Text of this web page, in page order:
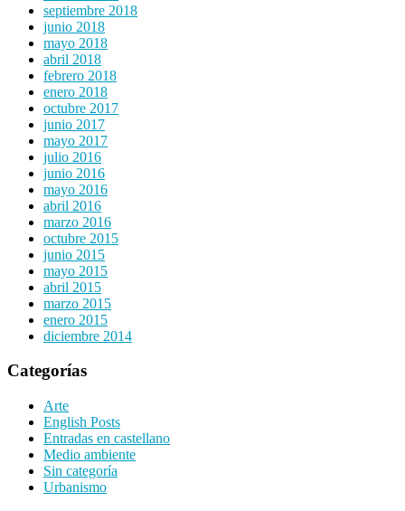
septiembre 2018
junio 2018
mayo 2018
abril 2018
febrero 2018
enero 2018
octubre 2017
junio 2017
mayo 2017
julio 2016
junio 2016
mayo 2016
abril 2016
marzo 2016
octubre 2015
junio 2015
mayo 2015
abril 2015
marzo 2015
enero 2015
diciembre 2014
Categorías
Arte
English Posts
Entradas en castellano
Medio ambiente
Sin categoría
Urbanismo